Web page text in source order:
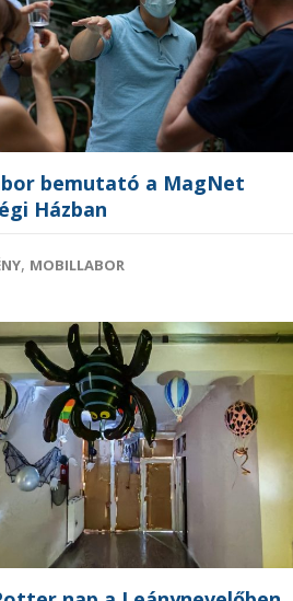
bemutató a MagNet
Házban
, MOBILLABOR